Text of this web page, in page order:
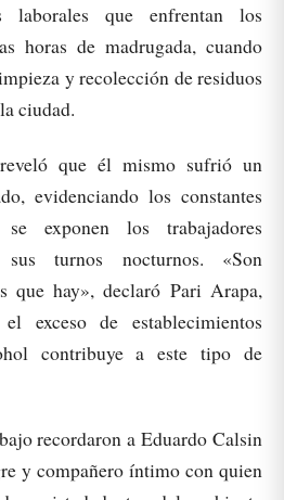
laborales que enfrentan los
horas de madrugada, cuando
y recolección de residuos
ciudad.
que él mismo sufrió un
evidenciando los constantes
exponen los trabajadores
sus turnos nocturnos. «Son
que hay», declaró Pari Arapa,
exceso de establecimientos
contribuye a este tipo de
recordaron a Eduardo Calsin
y compañero íntimo con quien